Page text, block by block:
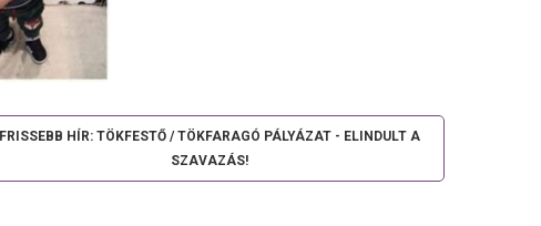
FRISSEBB HÍR: TÖKFESTŐ / TÖKFARAGÓ PÁLYÁZAT - ELINDULT A
SZAVAZÁS!